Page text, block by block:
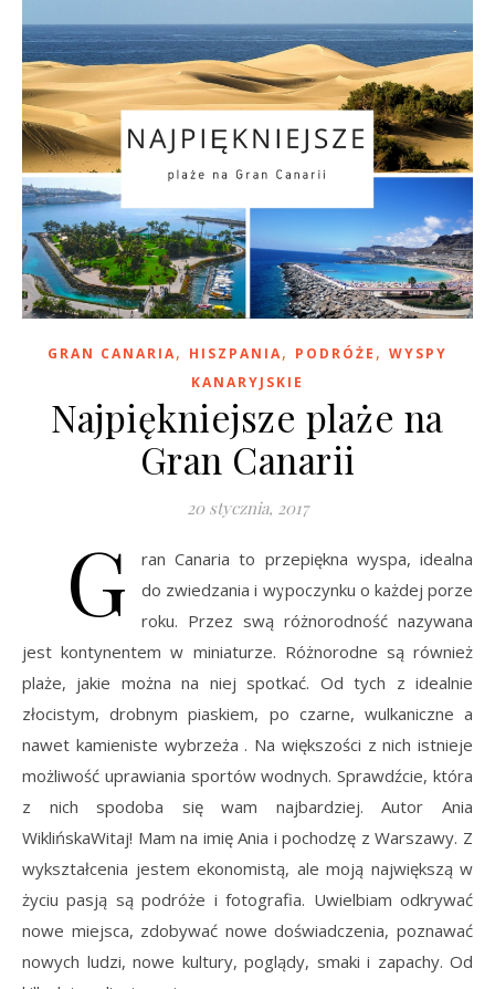
GRAN CANARIA, HISZPANIA, PODRÓŻE , WYSPY
KANARYJSKIE
Najpiękniejsze plaże na
Gran Canarii
20 stycznia, 2017
G
ran Canaria to przepiękna wyspa, idealna
do zwiedzania i wypoczynku o każdej porze
roku. Przez swą różnorodność nazywana
jest kontynentem w miniaturze. Różnorodne są również
plaże, jakie można na niej spotkać. Od tych z idealnie
złocistym, drobnym piaskiem, po czarne, wulkaniczne a
nawet kamieniste wybrzeża . Na większości z nich istnieje
możliwość uprawiania sportów wodnych. Sprawdźcie, która
z nich spodoba się wam najbardziej. Autor Ania
WiklińskaWitaj! Mam na imię Ania i pochodzę z Warszawy. Z
wykształcenia jestem ekonomistą, ale moją największą w
życiu pasją są podróże i fotografia. Uwielbiam odkrywać
nowe miejsca, zdobywać nowe doświadczenia, poznawać
nowych ludzi, nowe kultury, poglądy, smaki i zapachy. Od